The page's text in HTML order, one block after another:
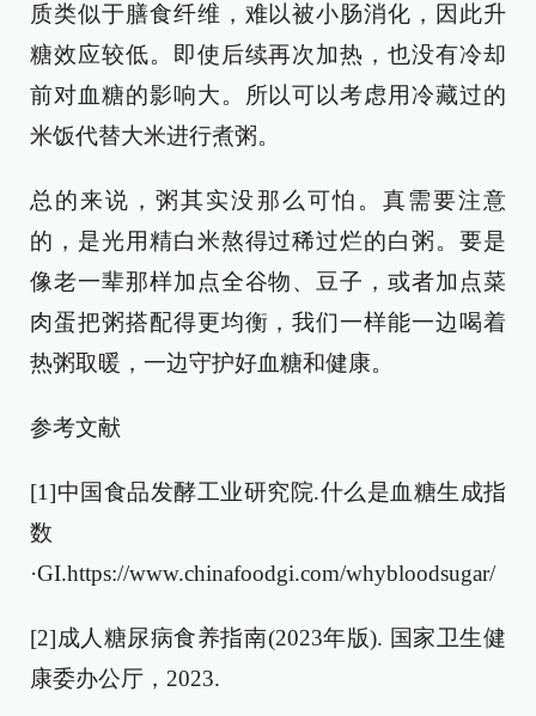
质类似于膳食纤维，难以被小肠消化，因此升
糖效应较低。即使后续再次加热，也没有冷却
前对血糖的影响大。所以可以考虑用冷藏过的
米饭代替大米进行煮粥。
总的来说，粥其实没那么可怕。真需要注意
的，是光用精白米熬得过稀过烂的白粥。要是
像老一辈那样加点全谷物、豆子，或者加点菜
肉蛋把粥搭配得更均衡，我们一样能一边喝着
热粥取暖，一边守护好血糖和健康。
参考文献
[1]中国食品发酵工业研究院.什么是血糖生成指
数
·GI.https://www.chinafoodgi.com/whybloodsugar/
[2]成人糖尿病食养指南(2023年版). 国家卫生健
康委办公厅，2023.